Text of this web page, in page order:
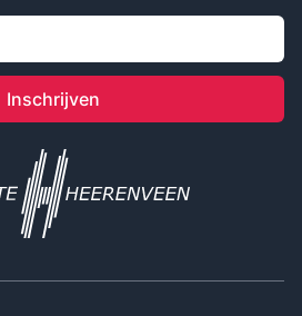
Inschrijven